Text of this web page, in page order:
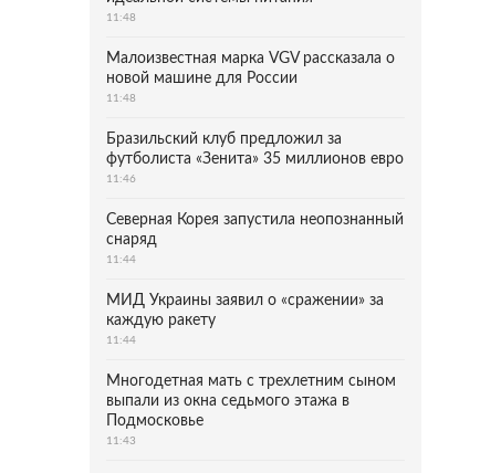
11:48
Малоизвестная марка VGV рассказала о
новой машине для России
11:48
Бразильский клуб предложил за
футболиста «Зенита» 35 миллионов евро
11:46
Северная Корея запустила неопознанный
снаряд
11:44
МИД Украины заявил о «сражении» за
каждую ракету
11:44
Многодетная мать с трехлетним сыном
выпали из окна седьмого этажа в
Подмосковье
11:43